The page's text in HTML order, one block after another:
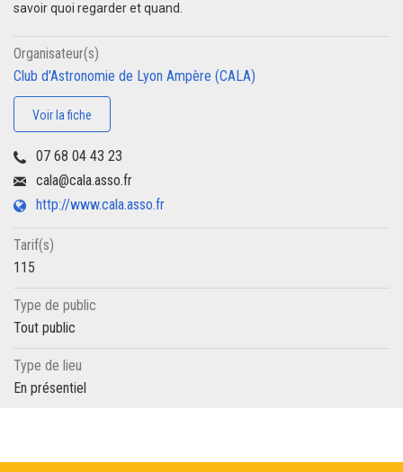
savoir quoi regarder et quand.
Organisateur(s)
Club d'Astronomie de Lyon Ampère (CALA)
Voir la fiche
07 68 04 43 23
cala@cala.asso.fr
http://www.cala.asso.fr
Tarif(s)
115
Type de public
Tout public
Type de lieu
En présentiel